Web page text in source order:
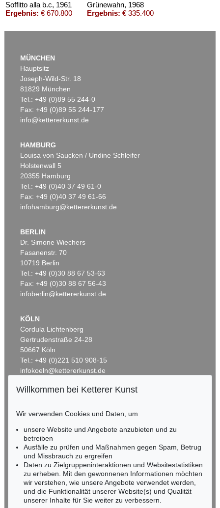
Soffitto alla b.c, 1961
Ergebnis: € 670.800
Grünewahn, 1968
Ergebnis: € 335.400
Auktion 606 - Lot 54
Ergebnis:€ 270.900
Auktion 529 - Lot 169
PIERO DORAZIO
Pilota 19, 1960
Ergebnis:€ 52.500
Auktion 605 - Lot 286
Iosa III
, 1968
Ergebnis:€ 49.020
MÜNCHEN
Hauptsitz
Joseph-Wild-Str. 18
81829 München
Tel.: +49 (0)89 55 244-0
Fax: +49 (0)89 55 244-177
info@kettererkunst.de
HAMBURG
Louisa von Saucken / Undine Schleifer
Holstenwall 5
20355 Hamburg
Tel.: +49 (0)40 37 49 61-0
Fax: +49 (0)40 37 49 61-66
infohamburg@kettererkunst.de
BERLIN
Dr. Simone Wiechers
Fasanenstr. 70
10719 Berlin
Tel.: +49 (0)30 88 67 53-63
Fax: +49 (0)30 88 67 56-43
infoberlin@kettererkunst.de
KÖLN
Cordula Lichtenberg
Gertrudenstraße 24-28
50667 Köln
Tel.: +49 (0)221 510 908-15
infokoeln@kettererkunst.de
RHEINLAND-PFALZ
Miriam Heß
Tel.: +49 (0)62 21 58 80-038
Fax: +49 (0)62 21 58 80-595
infoheidelberg@kettererkunst.de
NORDDEUTSCHLAND
Nico Kassel, M.A.
Tel.: +49 (0)89 55244-164
Willkommen bei Ketterer Kunst
Wir verwenden Cookies und Daten, um
unsere Website und Angebote anzubieten und zu
betreiben
Ausfälle zu prüfen und Maßnahmen gegen Spam, Betrug
und Missbrauch zu ergreifen
Daten zu Zielgruppeninteraktionen und Websitestatistiken
zu erheben. Mit den gewonnenen Informationen möchten
wir verstehen, wie unsere Angebote verwendet werden,
und die Funktionalität unserer Website(s) und Qualität
unserer Inhalte für Sie weiter zu verbessern.